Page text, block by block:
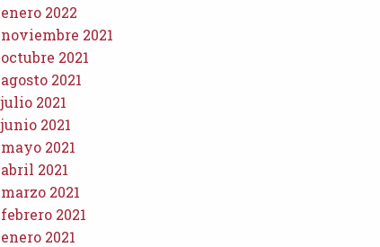
enero 2022
noviembre 2021
octubre 2021
agosto 2021
julio 2021
junio 2021
mayo 2021
abril 2021
marzo 2021
febrero 2021
enero 2021